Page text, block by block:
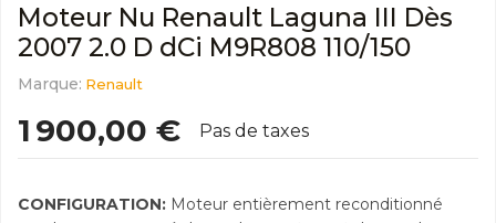
Moteur Nu Renault Laguna III Dès
2007 2.0 D dCi M9R808 110/150
Marque: Renault
1 900,00 € Pas de taxes
CONFIGURATION: Moteur entièrement reconditionné